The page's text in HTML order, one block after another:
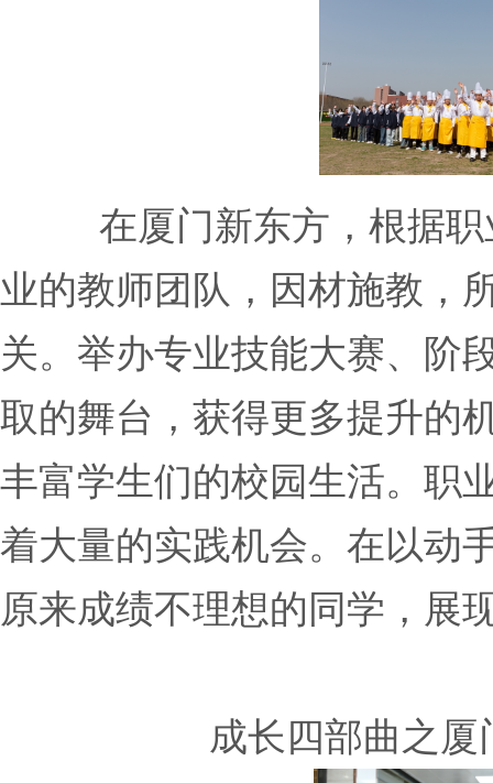
在厦门新东方，根据
业的教师团队，因材施教，
关。举办专业技能大赛、阶
取的舞台，获得更多提升的
丰富学生们的校园生活。职
着大量的实践机会。在以动
原来成绩不理想的同学，展
成长四部曲之